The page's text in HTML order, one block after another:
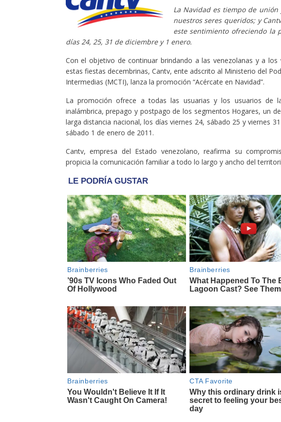
La Navidad es tiempo de
nuestros seres queridos; y
este sentimiento ofreciendo la
días 24, 25, 31 de diciembre y 1 enero.
Con el objetivo de continuar brindando a las venezolanas y a
estas fiestas decembrinas, Cantv, ente adscrito al Ministerio del
Intermedias (MCTI), lanza la promoción “Acércate en Navidad”.
La promoción ofrece a todas las usuarias y los usuarios de
inalámbrica, prepago y postpago de los segmentos Hogares, un
larga distancia nacional, los días viernes 24, sábado 25 y viernes
sábado 1 de enero de 2011.
Cantv, empresa del Estado venezolano, reafirma su
propicia la comunicación familiar a todo lo largo y ancho del